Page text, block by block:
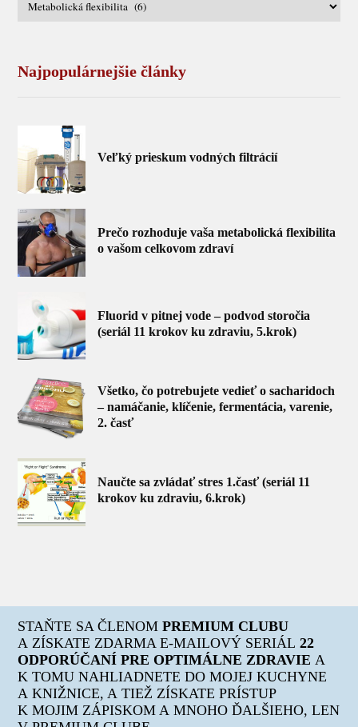
Najpopulárnejšie články
Veľký prieskum vodných filtrácií
Prečo rozhoduje vaša metabolická flexibilita
o vašom celkovom zdraví
Fluorid v pitnej vode – podvod storočia
(seriál 11 krokov ku zdraviu, 5.krok)
Všetko, čo potrebujete vedieť o sacharidoch
– namáčanie, klíčenie, fermentácia, varenie,
2. časť
Naučte sa zvládať stres 1.časť (seriál 11
krokov ku zdraviu, 6.krok)
STAŇTE SA ČLENOMPREMIUM CLUBU
A ZÍSKATE ZDARMA E-MAILOVÝ SERIÁL22
ODPORÚČANÍ PRE OPTIMÁLNE ZDRAVIE A
K TOMU NAHLIADNETE DO MOJEJ KUCHYNE
A KNIŽNICE, A TIEŽ ZÍSKATE PRÍSTUP
K MOJIM ZÁPISKOM A MNOHO ĎALŠIEHO, LEN